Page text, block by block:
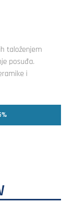
taloženjem
posuđa.
i